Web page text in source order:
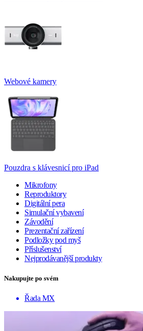
Webové kamery
Pouzdra s klávesnicí pro iPad
Mikrofony
Reproduktory
Digitální pera
Simulační vybavení
Závodění
Prezentační zařízení
Podložky pod myš
Příslušenství
Nejprodávanější produkty
Nakupujte po svém
Řada MX